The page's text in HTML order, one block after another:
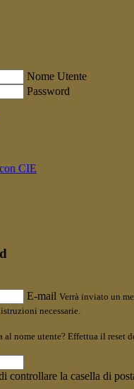
Nome Utente
Password
CIE
E-mail Verrà inviato un
necessarie.
al nome utente? Effettua il reset
controllare la casella di